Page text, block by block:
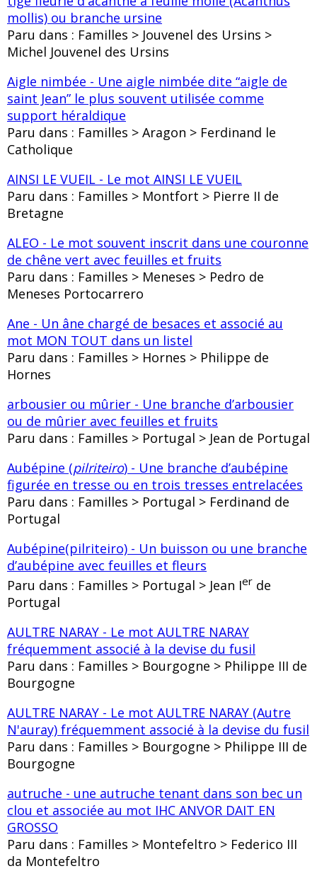
mollis) ou branche ursine
Paru dans : Familles > Jouvenel des Ursins >
Michel Jouvenel des Ursins
Aigle nimbée - Une aigle nimbée dite “aigle de
saint Jean” le plus souvent utilisée comme
support héraldique
Paru dans : Familles > Aragon > Ferdinand le
Catholique
AINSI LE VUEIL - Le mot AINSI LE VUEIL
Paru dans : Familles > Montfort > Pierre II de
Bretagne
ALEO - Le mot souvent inscrit dans une couronne
de chêne vert avec feuilles et fruits
Paru dans : Familles > Meneses > Pedro de
Meneses Portocarrero
Ane - Un âne chargé de besaces et associé au
mot MON TOUT dans un listel
Paru dans : Familles > Hornes > Philippe de
Hornes
arbousier ou mûrier - Une branche d’arbousier
ou de mûrier avec feuilles et fruits
Paru dans : Familles > Portugal > Jean de Portugal
Aubépine (pilriteiro) - Une branche d’aubépine
figurée en tresse ou en trois tresses entrelacées
Paru dans : Familles > Portugal > Ferdinand de
Portugal
Aubépine(pilriteiro) - Un buisson ou une branche
d’aubépine avec feuilles et fleurs
Paru dans : Familles > Portugal > Jean Ier de
Portugal
AULTRE NARAY - Le mot AULTRE NARAY
fréquemment associé à la devise du fusil
Paru dans : Familles > Bourgogne > Philippe III de
Bourgogne
AULTRE NARAY - Le mot AULTRE NARAY (Autre
N'auray) fréquemment associé à la devise du fusil
Paru dans : Familles > Bourgogne > Philippe III de
Bourgogne
autruche - une autruche tenant dans son bec un
clou et associée au mot IHC ANVOR DAIT EN
GROSSO
Paru dans : Familles > Montefeltro > Federico III
da Montefeltro